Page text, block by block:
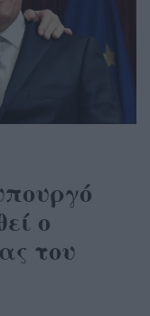
ο
του